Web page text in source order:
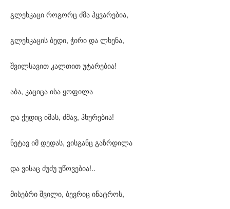
გლეხკაცი როგორც ძმა ჰყვარებია,
გლეხკაცის ბედი, ჭირი და ლხენა,
შვილსავით კალთით უტარებია!
აბა, კაციცა ისა ყოფილა
და ქუდიც იმას, ძმავ, ჰხურებია!
ნეტავ იმ დედას, ვისგანც გაზრდილა
და ვისაც ძუძუ უწოვებია!..
მისებრი შვილი, ბევრიც ინატროს,